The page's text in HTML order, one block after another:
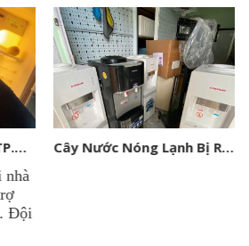
Cây Nước Nóng Lạnh Bị Rỉ Nước: Nguyên Nhân, Cách Khắc Phục Và Khi Nào Cần Gọi Thợ